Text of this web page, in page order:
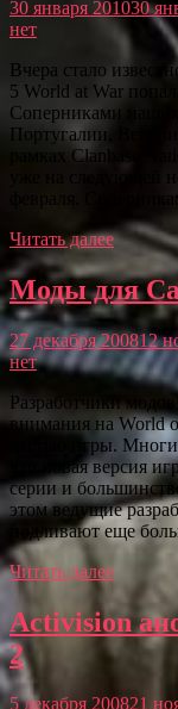
30 января 201030
нет
Вчера стало
5 World at War
Соперниками
Португалии,
рамках Clanbase
уже на следующей
февраля.
Читать далее
Моды для
27 декабря 200812
нет
Разработчики
внимания на World
частью игры.
что новая версия
серии и
этом ведущие
подливают еще
Читать далее
Activision
2
5 декабря 200821